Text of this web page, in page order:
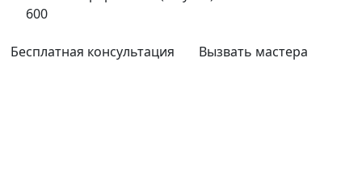
600
Бесплатная консультация Вызвать мастера